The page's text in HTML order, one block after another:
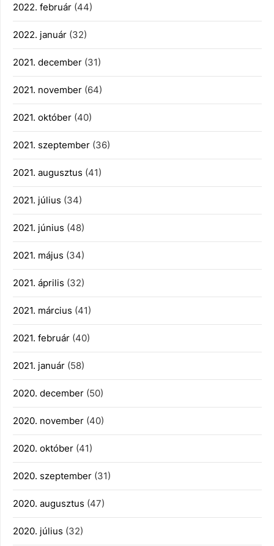
2022. február (44)
2022. január (32)
2021. december (31)
2021. november (64)
2021. október (40)
2021. szeptember (36)
2021. augusztus (41)
2021. július (34)
2021. június (48)
2021. május (34)
2021. április (32)
2021. március (41)
2021. február (40)
2021. január (58)
2020. december (50)
2020. november (40)
2020. október (41)
2020. szeptember (31)
2020. augusztus (47)
2020. július (32)